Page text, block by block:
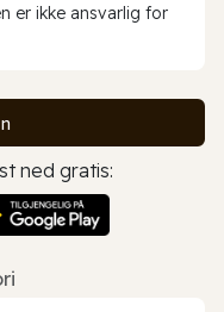
er ikke ansvarlig for
ned gratis: